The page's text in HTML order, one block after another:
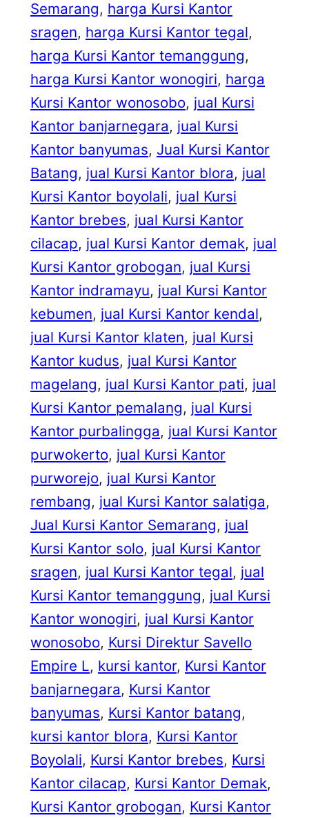
Semarang, harga Kursi Kantor
sragen, harga Kursi Kantor tegal
harga Kursi Kantor temanggung
harga Kursi Kantor wonogiri, harga
Kursi Kantor wonosobo, jual Kursi
Kantor banjarnegara, jual Kursi
Kantor banyumas, Jual Kursi Kantor
Batang, jual Kursi Kantor blora, jual
Kursi Kantor boyolali, jual Kursi
Kantor brebes, jual Kursi Kantor
cilacap, jual Kursi Kantor demak, jual
Kursi Kantor grobogan, jual Kursi
Kantor indramayu, jual Kursi Kantor
kebumen, jual Kursi Kantor kendal
jual Kursi Kantor klaten, jual Kursi
Kantor kudus, jual Kursi Kantor
magelang, jual Kursi Kantor pati, jual
Kursi Kantor pemalang, jual Kursi
Kantor purbalingga, jual Kursi Kantor
purwokerto, jual Kursi Kantor
purworejo, jual Kursi Kantor
rembang, jual Kursi Kantor salatiga
Jual Kursi Kantor Semarang, jual
Kursi Kantor solo, jual Kursi Kantor
sragen, jual Kursi Kantor tegal, jual
Kursi Kantor temanggung, jual Kursi
Kantor wonogiri, jual Kursi Kantor
wonosobo, Kursi Direktur Savello
Empire L, kursi kantor, Kursi Kantor
banjarnegara, Kursi Kantor
banyumas, Kursi Kantor batang
kursi kantor blora, Kursi Kantor
Boyolali, Kursi Kantor brebes, Kursi
Kantor cilacap, Kursi Kantor Demak
Kursi Kantor grobogan, Kursi Kantor